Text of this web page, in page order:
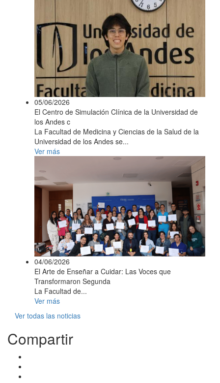
05/06/2026
El Centro de Simulación Clínica de la Universidad de
los Andes c
La Facultad de Medicina y Ciencias de la Salud de la
Universidad de los Andes se...
Ver más
04/06/2026
El Arte de Enseñar a Cuidar: Las Voces que
Transformaron Segunda
La Facultad de...
Ver más
Ver todas las noticias
Compartir